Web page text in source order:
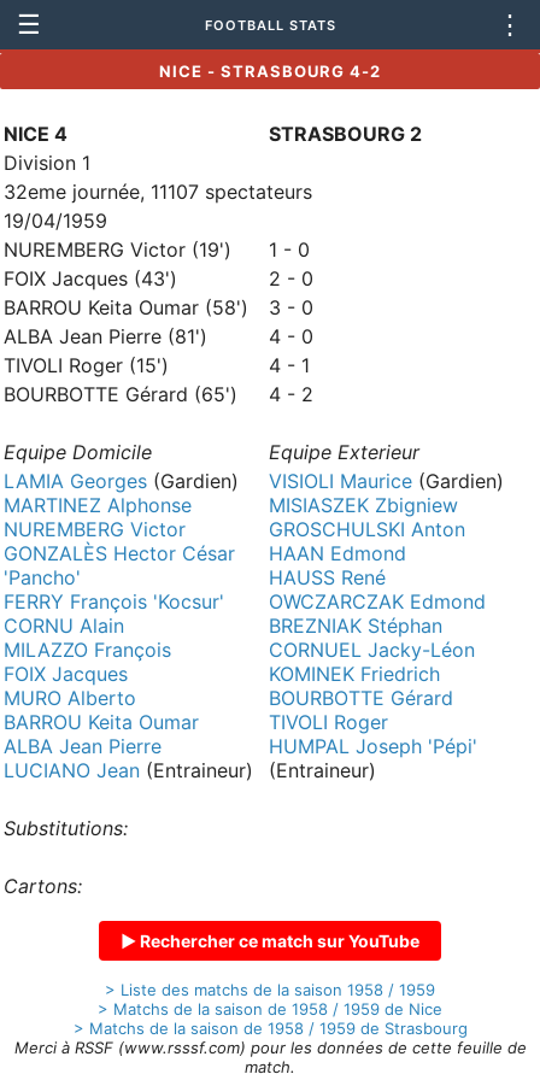
☰ FOOTBALL STATS ⋮
NICE - STRASBOURG 4-2
NICE 4
STRASBOURG 2
Division 1
32eme journée, 11107 spectateurs
19/04/1959
NUREMBERG Victor (19')
1 - 0
FOIX Jacques (43')
2 - 0
BARROU Keita Oumar (58')
3 - 0
ALBA Jean Pierre (81')
4 - 0
TIVOLI Roger (15')
4 - 1
BOURBOTTE Gérard (65')
4 - 2
Equipe Domicile
Equipe Exterieur
LAMIA Georges (Gardien)
MARTINEZ Alphonse
NUREMBERG Victor
GONZALÈS Hector César
'Pancho'
FERRY François 'Kocsur'
CORNU Alain
MILAZZO François
FOIX Jacques
MURO Alberto
BARROU Keita Oumar
ALBA Jean Pierre
LUCIANO Jean (Entraineur)
VISIOLI Maurice (Gardien)
MISIASZEK Zbigniew
GROSCHULSKI Anton
HAAN Edmond
HAUSS René
OWCZARCZAK Edmond
BREZNIAK Stéphan
CORNUEL Jacky-Léon
KOMINEK Friedrich
BOURBOTTE Gérard
TIVOLI Roger
HUMPAL Joseph 'Pépi'
(Entraineur)
Substitutions:
Cartons:
▶ Rechercher ce match sur YouTube
> Liste des matchs de la saison 1958 / 1959
> Matchs de la saison de 1958 / 1959 de Nice
> Matchs de la saison de 1958 / 1959 de Strasbourg
Merci à RSSF (www.rsssf.com) pour les données de cette feuille de
match.